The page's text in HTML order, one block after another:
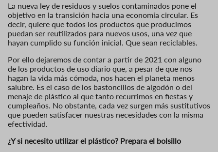
La nueva ley de residuos y suelos contaminados pone el
objetivo en la transición hacia una economía circular. Es
decir, quiere que todos los productos que producimos
puedan ser reutilizados para nuevos usos, una vez que
hayan cumplido su función inicial. Que sean reciclables.
Por ello dejaremos de contar a partir de 2021 con alguno
de los productos de uso diario que, a pesar de que nos
hagan la vida más cómoda, nos hacen el planeta menos
salubre. Es el caso de los bastoncillos de algodón o del
menaje de plástico al que tanto recurrimos en fiestas y
cumpleaños. No obstante, cada vez surgen más sustitutivos
que pueden satisfacer nuestras necesidades con la misma
efectividad.
¿Y si necesito utilizar el plástico? Prepara el bolsillo